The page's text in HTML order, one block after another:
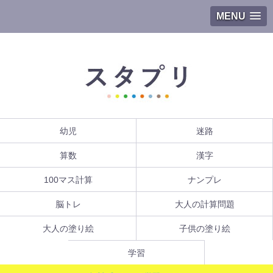
MENU
幼児 迷路
算数 漢字
100マス計算 ナンプレ
脳トレ 大人の計算問題
大人の塗り絵 子供の塗り絵
学習